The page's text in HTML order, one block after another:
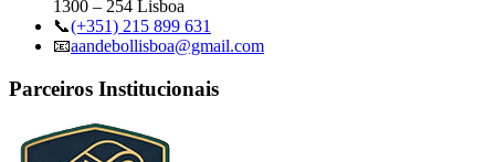
1300 – 254 Lisboa
📞(+351) 215 899 631
📧aandebollisboa@gmail.com
Parceiros Institucionais